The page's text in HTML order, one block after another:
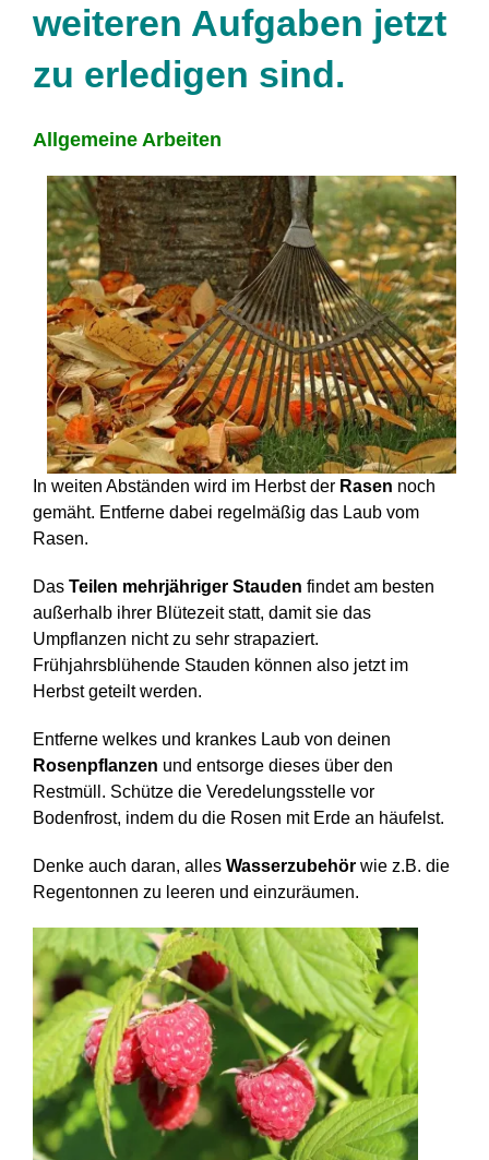
weiteren Aufgaben jetzt
zu erledigen sind.
Allgemeine Arbeiten
In weiten Abständen wird im Herbst der Rasen noch
gemäht. Entferne dabei regelmäßig das Laub vom
Rasen.
Das Teilen mehrjähriger Stauden findet am besten
außerhalb ihrer Blütezeit statt, damit sie das
Umpflanzen nicht zu sehr strapaziert.
Frühjahrsblühende Stauden können also jetzt im
Herbst geteilt werden.
Entferne welkes und krankes Laub von deinen
Rosenpflanzen und entsorge dieses über den
Restmüll. Schütze die Veredelungsstelle vor
Bodenfrost, indem du die Rosen mit Erde an häufelst.
Denke auch daran, alles Wasserzubehör wie z.B. die
Regentonnen zu leeren und einzuräumen.